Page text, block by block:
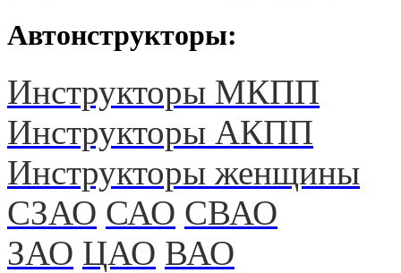
Автонструкторы:
Инструкторы МКПП
Инструкторы АКПП
Инструкторы женщины
СЗАО САО СВАО
ЗАО ЦАО ВАО